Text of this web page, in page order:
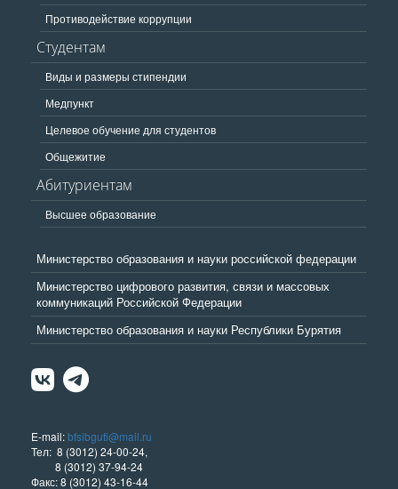
Противодействие коррупции
Студентам
Виды и размеры стипендии
Медпункт
Целевое обучение для студентов
Общежитие
Абитуриентам
Высшее образование
Министерство образования и науки российской федерации
Министерство цифрового развития, связи и массовых
коммуникаций Российской Федерации
Министерство образования и науки Республики Бурятия
E-mail:bfsibguti@mail.ru
Тел: 8 (3012) 24-00-24,
8 (3012) 37-94-24
Факс: 8 (3012) 43-16-44